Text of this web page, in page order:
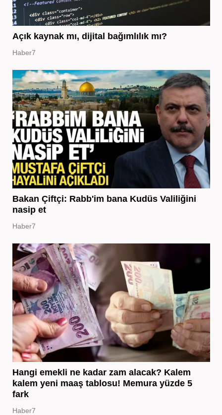
Açık kaynak mı, dijital bağımlılık mı?
Haber7
Bakan Çiftçi: Rabb'im bana Kudüs Valiliğini
nasip et
Haber7
Hangi emekli ne kadar zam alacak? Kalem
kalem yeni maaş tablosu! Memura yüzde 5
fark
Haber7